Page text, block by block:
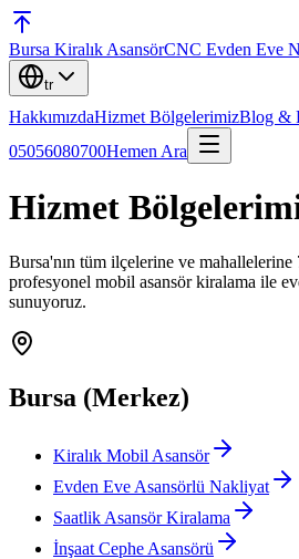
Bursa Kiralık AsansörCNC Evden Eve
tr
HakkımızdaHizmet BölgelerimizBlog &
05056080700Hemen Ara
Hizmet
Bursa'nın tüm ilçelerine ve mahallelerine
profesyonel mobil asansör kiralama ile
sunuyoruz.
Bursa (Merkez)
Kiralık Mobil Asansör
Evden Eve Asansörlü Nakliyat
Saatlik Asansör Kiralama
İnşaat Cephe Asansörü